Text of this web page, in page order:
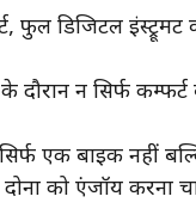
फुल डिजिटल
न सिर्फ
एक बाइक नहीं
को एंजॉय करना